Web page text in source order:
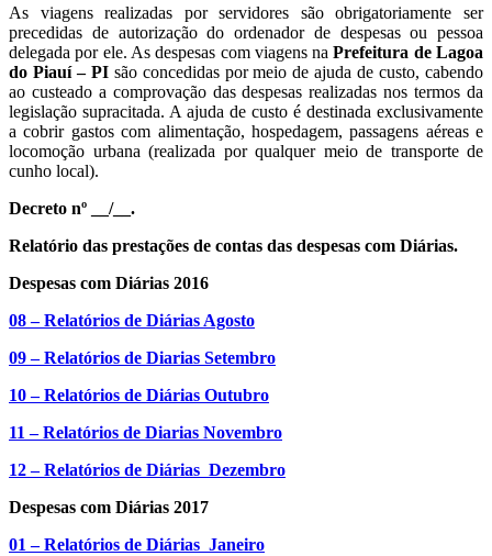
As viagens realizadas por servidores são obrigatoriamente ser
precedidas de autorização do ordenador de despesas ou pessoa
delegada por ele. As despesas com viagens naPrefeitura de Lagoa
do Piauí – PIsão concedidas por meio de ajuda de custo, cabendo
ao custeado a comprovação das despesas realizadas nos termos da
legislação supracitada. A ajuda de custo é destinada exclusivamente
a cobrir gastos com alimentação, hospedagem, passagens aéreas e
locomoção urbana (realizada por qualquer meio de transporte de
cunho local).
Decreto nº __/__.
Relatório das prestações de contas das despesas com Diárias.
Despesas com Diárias 2016
08 – Relatórios de Diárias Agosto
09 – Relatórios de Diarias Setembro
10 – Relatórios de Diárias Outubro
11 – Relatórios de Diarias Novembro
12 – Relatórios de Diárias Dezembro
Despesas com Diárias 2017
01 – Relatórios de Diárias Janeiro